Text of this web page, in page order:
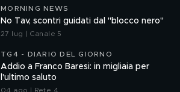
MORNING NEWS
No Tav, scontri guidati dal "blocco nero"
27 lug | Canale 5
TG4 - DIARIO DEL GIORNO
Addio a Franco Baresi: in migliaia per
l'ultimo saluto
04 ago | Rete 4